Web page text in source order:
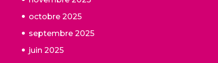
octobre 2025
septembre 2025
juin 2025